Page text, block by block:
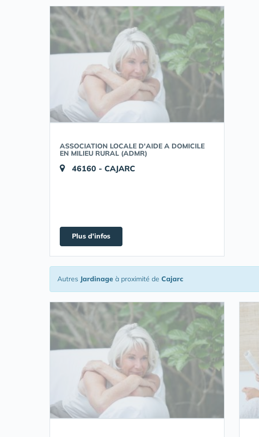
ASSOCIATION LOCALE D'AIDE A DOMICILE
EN MILIEU RURAL (ADMR)
46160 - CAJARC
Plus d'infos
Autres Jardinage à proximité de Cajarc